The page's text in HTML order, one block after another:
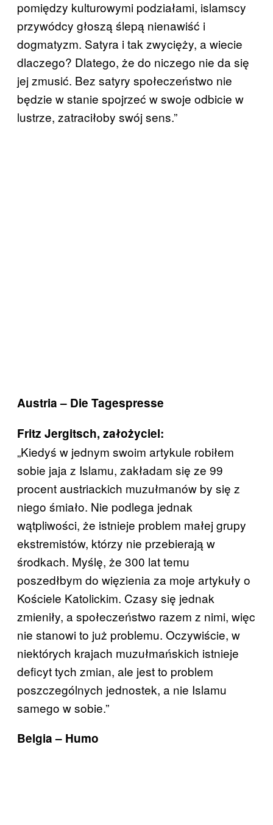
pomiędzy kulturowymi podziałami, islamscy
przywódcy głoszą ślepą nienawiść i
dogmatyzm. Satyra i tak zwycięży, a wiecie
dlaczego? Dlatego, że do niczego nie da się
jej zmusić. Bez satyry społeczeństwo nie
będzie w stanie spojrzeć w swoje odbicie w
lustrze, zatraciłoby swój sens.”
Austria – Die Tagespresse
Fritz Jergitsch, założyciel:
„Kiedyś w jednym swoim artykule robiłem
sobie jaja z Islamu, zakładam się ze 99
procent austriackich muzułmanów by się z
niego śmiało. Nie podlega jednak
wątpliwości, że istnieje problem małej grupy
ekstremistów, którzy nie przebierają w
środkach. Myślę, że 300 lat temu
poszedłbym do więzienia za moje artykuły o
Kościele Katolickim. Czasy się jednak
zmieniły, a społeczeństwo razem z nimi, więc
nie stanowi to już problemu. Oczywiście, w
niektórych krajach muzułmańskich istnieje
deficyt tych zmian, ale jest to problem
poszczególnych jednostek, a nie Islamu
samego w sobie.”
Belgia – Humo